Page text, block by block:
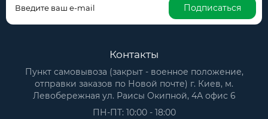
Подписаться
Контакты
Пункт самовывоза (закрыт - военное положение,
отправки заказов по Новой почте) г. Киев, м.
Левобережная ул. Раисы Окипной, 4А офис 6
ПН-ПТ: 10:00 - 18:00